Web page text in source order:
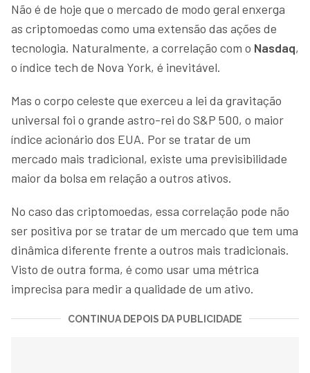
Não é de hoje que o mercado de modo geral enxerga
as criptomoedas como uma extensão das ações de
tecnologia. Naturalmente, a correlação com o Nasdaq,
o índice tech de Nova York, é inevitável.
Mas o corpo celeste que exerceu a lei da gravitação
universal foi o grande astro-rei do S&P 500, o maior
índice acionário dos EUA. Por se tratar de um
mercado mais tradicional, existe uma previsibilidade
maior da bolsa em relação a outros ativos.
No caso das criptomoedas, essa correlação pode não
ser positiva por se tratar de um mercado que tem uma
dinâmica diferente frente a outros mais tradicionais.
Visto de outra forma, é como usar uma métrica
imprecisa para medir a qualidade de um ativo.
CONTINUA DEPOIS DA PUBLICIDADE